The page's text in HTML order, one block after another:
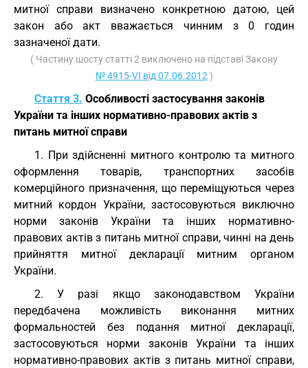
митної справи визначено конкретною датою, цей
закон або акт вважається чинним з 0 годин
зазначеної дати.
( Частину шосту статті 2 виключено на підставі Закону
№ 4915-VI від 07.06.2012 )
Стаття 3. Особливості застосування законів
України та інших нормативно-правових актів з
питань митної справи
1. При здійсненні митного контролю та митного
оформлення товарів, транспортних засобів
комерційного призначення, що переміщуються через
митний кордон України, застосовуються виключно
норми законів України та інших нормативно-
правових актів з питань митної справи, чинні на день
прийняття митної декларації митним органом
України.
2. У разі якщо законодавством України
передбачена можливість виконання митних
формальностей без подання митної декларації,
застосовуються норми законів України та інших
нормативно-правових актів з питань митної справи,